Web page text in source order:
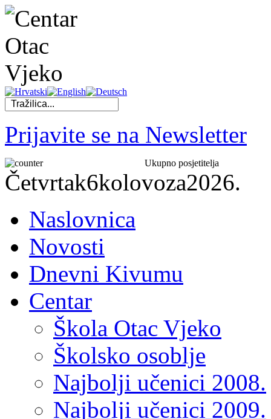
Prijavite se na Newsletter
Ukupno posjetitelja
Četvrtak6kolovoza2026.
Naslovnica
Novosti
Dnevni Kivumu
Centar
Škola Otac Vjeko
Školsko osoblje
Najbolji učenici 2008.
Najbolji učenici 2009.